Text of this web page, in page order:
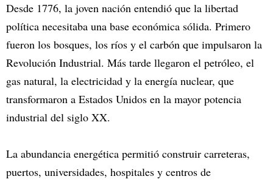
Desde 1776, la joven nación entendió que la libertad
política necesitaba una base económica sólida. Primero
fueron los bosques, los ríos y el carbón que impulsaron la
Revolución Industrial. Más tarde llegaron el petróleo, el
gas natural, la electricidad y la energía nuclear, que
transformaron a Estados Unidos en la mayor potencia
industrial del siglo XX.
La abundancia energética permitió construir carreteras,
puertos, universidades, hospitales y centros de